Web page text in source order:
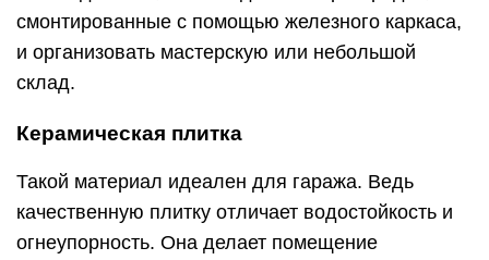
смонтированные с помощью железного каркаса,
и организовать мастерскую или небольшой
склад.
Керамическая плитка
Такой материал идеален для гаража. Ведь
качественную плитку отличает водостойкость и
огнеупорность. Она делает помещение